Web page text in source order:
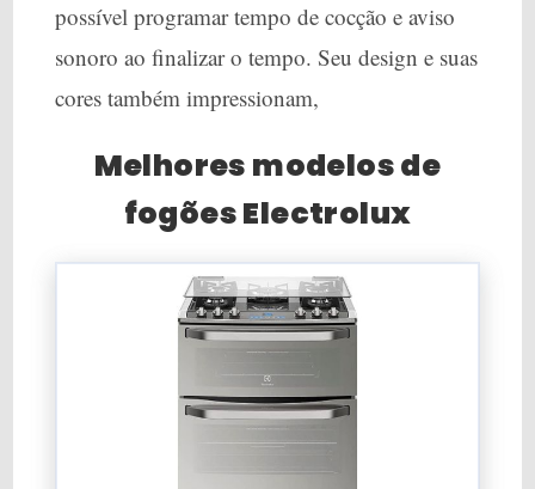
possível programar tempo de cocção e aviso
sonoro ao finalizar o tempo. Seu design e suas
cores também impressionam,
Melhores modelos de
fogões Electrolux